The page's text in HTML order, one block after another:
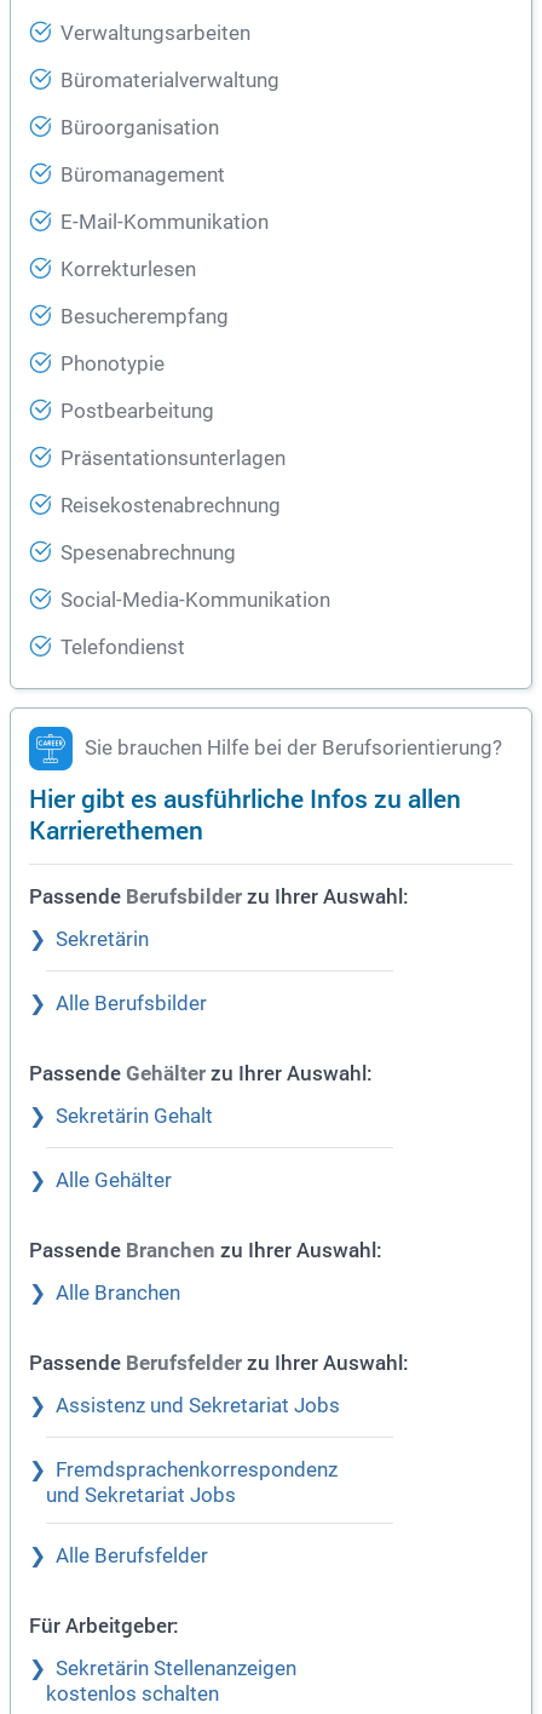
Verwaltungsarbeiten
Büromaterialverwaltung
Büroorganisation
Büromanagement
E-Mail-Kommunikation
Korrekturlesen
Besucherempfang
Phonotypie
Postbearbeitung
Präsentationsunterlagen
Reisekostenabrechnung
Spesenabrechnung
Social-Media-Kommunikation
Telefondienst
Sie brauchen Hilfe bei der Berufsorientierung?
Hier gibt es ausführliche Infos zu allen
Karrierethemen
Passende Berufsbilder zu Ihrer Auswahl:
Sekretärin
Alle Berufsbilder
Passende Gehälter zu Ihrer Auswahl:
Sekretärin Gehalt
Alle Gehälter
Passende Branchen zu Ihrer Auswahl:
Alle Branchen
Passende Berufsfelder zu Ihrer Auswahl:
Assistenz und Sekretariat Jobs
Fremdsprachenkorrespondenz
und Sekretariat Jobs
Alle Berufsfelder
Für Arbeitgeber:
Sekretärin Stellenanzeigen
kostenlos schalten